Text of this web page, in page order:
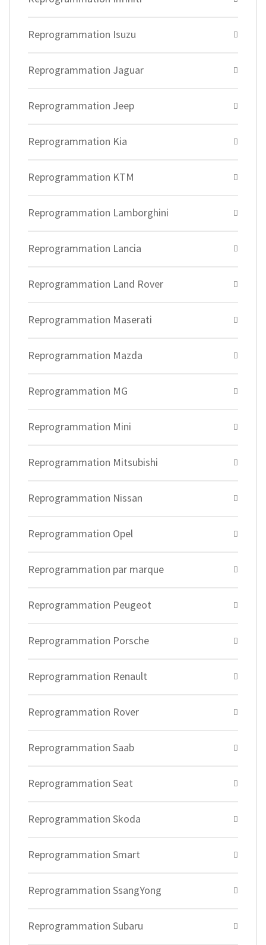
Reprogrammation Isuzu
Reprogrammation Jaguar
Reprogrammation Jeep
Reprogrammation Kia
Reprogrammation KTM
Reprogrammation Lamborghini
Reprogrammation Lancia
Reprogrammation Land Rover
Reprogrammation Maserati
Reprogrammation Mazda
Reprogrammation MG
Reprogrammation Mini
Reprogrammation Mitsubishi
Reprogrammation Nissan
Reprogrammation Opel
Reprogrammation par marque
Reprogrammation Peugeot
Reprogrammation Porsche
Reprogrammation Renault
Reprogrammation Rover
Reprogrammation Saab
Reprogrammation Seat
Reprogrammation Skoda
Reprogrammation Smart
Reprogrammation SsangYong
Reprogrammation Subaru